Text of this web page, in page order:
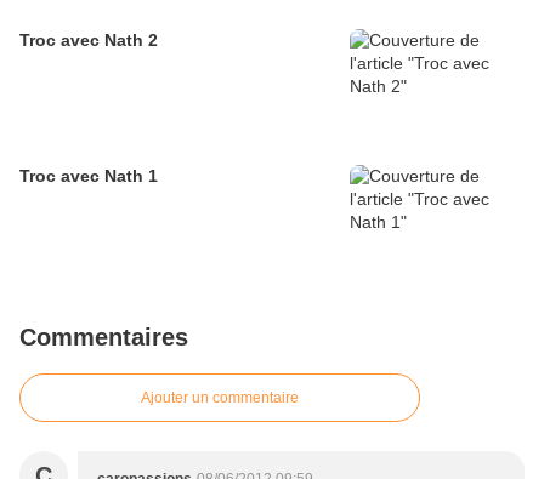
Troc avec Nath 2
Troc avec Nath 1
Commentaires
Ajouter un commentaire